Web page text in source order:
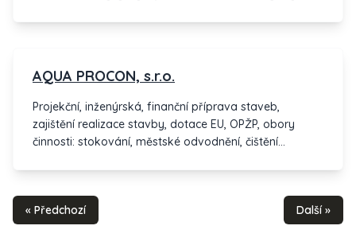
AQUA PROCON, s.r.o.
Projekční, inženýrská, finanční příprava staveb,
zajištění realizace stavby, dotace EU, OPŽP, obory
činnosti: stokování, městské odvodnění, čištění
« Předchozí Další »